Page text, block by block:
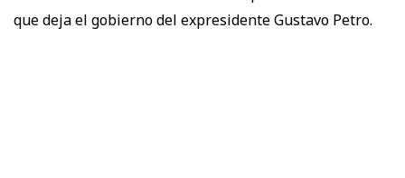
que deja el gobierno del expresidente Gustavo Petro.